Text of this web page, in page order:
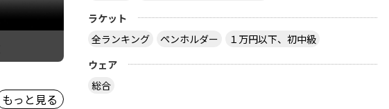
もっと見る
ラケット
全ランキング
ペンホルダー
１万円以下、初中級
ウェア
総合